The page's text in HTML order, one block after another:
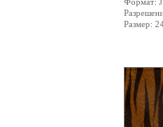
Формат:
Размер: